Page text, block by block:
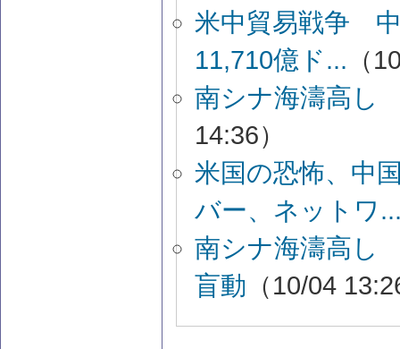
米中貿易戦争
11,710億ド... （
南シナ海濤高し
14:36）
米国の恐怖、中
バー、ネットワ
南シナ海濤高し
盲動 （10/04